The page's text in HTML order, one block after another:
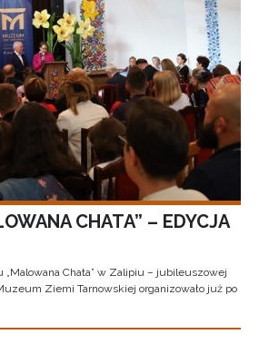
CHATA” – EDYCJA
„Malowana Chata” w Zalipiu – jubileuszowej
Ziemi Tarnowskiej organizowało już po